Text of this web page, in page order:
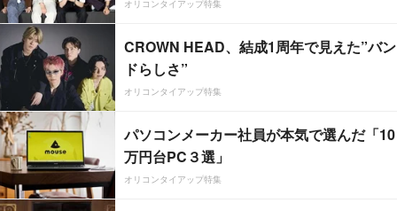
オリコンタイアップ特集
CROWN HEAD、結成1周年で見えた”バン
ドらしさ”
オリコンタイアップ特集
パソコンメーカー社員が本気で選んだ「10
万円台PC３選」
オリコンタイアップ特集